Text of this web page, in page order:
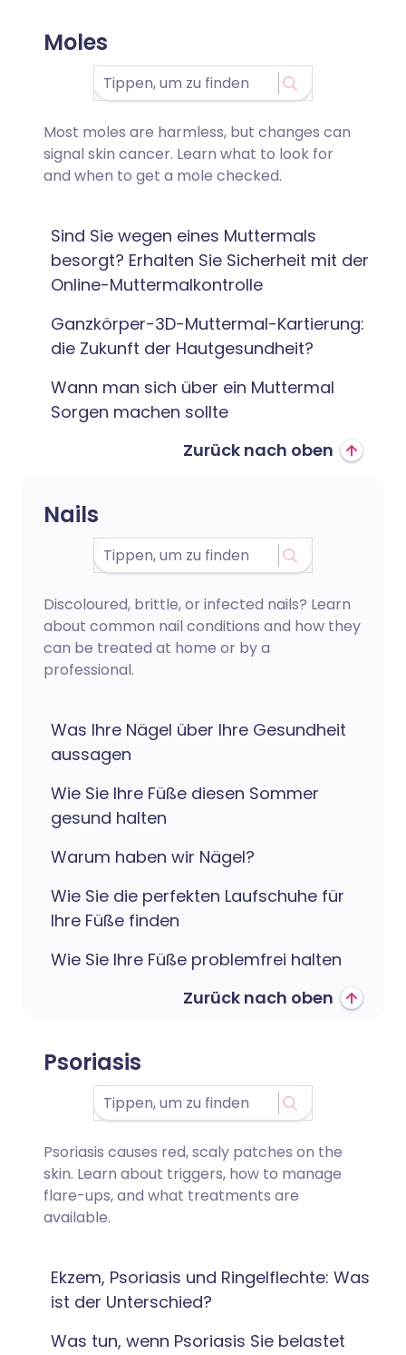
Moles
Most moles are harmless, but changes can
signal skin cancer. Learn what to look for
and when to get a mole checked.
Sind Sie wegen eines Muttermals
besorgt? Erhalten Sie Sicherheit mit der
Online-Muttermalkontrolle
Ganzkörper-3D-Muttermal-Kartierung:
die Zukunft der Hautgesundheit?
Wann man sich über ein Muttermal
Sorgen machen sollte
Zurück nach oben
Nails
Discoloured, brittle, or infected nails? Learn
about common nail conditions and how they
can be treated at home or by a
professional.
Was Ihre Nägel über Ihre Gesundheit
aussagen
Wie Sie Ihre Füße diesen Sommer
gesund halten
Warum haben wir Nägel?
Wie Sie die perfekten Laufschuhe für
Ihre Füße finden
Wie Sie Ihre Füße problemfrei halten
Zurück nach oben
Psoriasis
Psoriasis causes red, scaly patches on the
skin. Learn about triggers, how to manage
flare-ups, and what treatments are
available.
Ekzem, Psoriasis und Ringelflechte: Was
ist der Unterschied?
Was tun, wenn Psoriasis Sie belastet